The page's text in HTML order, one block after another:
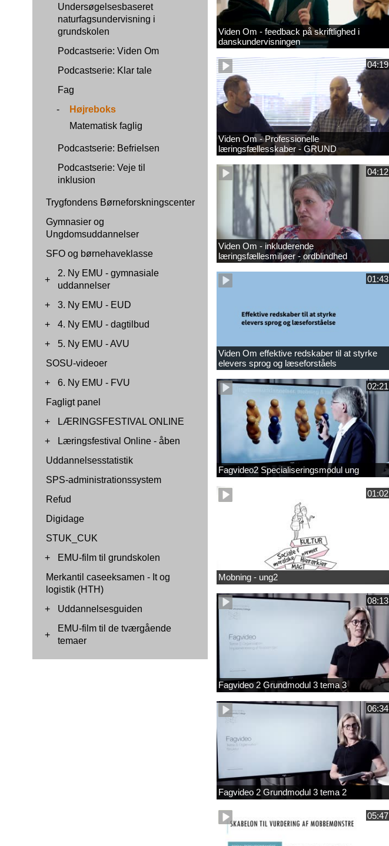
Undersøgelsesbaseret
naturfagsundervisning i
grundskolen
Podcastserie: Viden Om
Podcastserie: Klar tale
Fag
-
Højreboks
Matematisk faglig
Podcastserie: Befrielsen
Podcastserie: Veje til
inklusion
Trygfondens Børneforskningscenter
Gymnasier og
Ungdomsuddannelser
SFO og børnehaveklasse
+
2. Ny EMU - gymnasiale
uddannelser
+
3. Ny EMU - EUD
+
4. Ny EMU - dagtilbud
+
5. Ny EMU - AVU
SOSU-videoer
+
6. Ny EMU - FVU
Fagligt panel
+
LÆRINGSFESTIVAL ONLINE
+
Læringsfestival Online - åben
Uddannelsesstatistik
SPS-administrationssystem
Refud
Digidage
STUK_CUK
+
EMU-film til grundskolen
Merkantil caseeksamen - It og
logistik (HTH)
+
Uddannelsesguiden
+
EMU-film til de tværgående
temaer
Viden Om - feedback på skriftlighed i
danskundervisningen
04:19
Viden Om - Professionelle
læringsfællesskaber - GRUND
04:12
Viden Om - inkluderende
læringsfællesmiljøer - ordblindhed
01:43
Viden Om effektive redskaber til at styrke
elevers sprog og læseforståels
02:21
Fagvideo2 Specialiseringsmodul ung
01:02
Mobning - ung2
08:13
Fagvideo 2 Grundmodul 3 tema 3
06:34
Fagvideo 2 Grundmodul 3 tema 2
05:47